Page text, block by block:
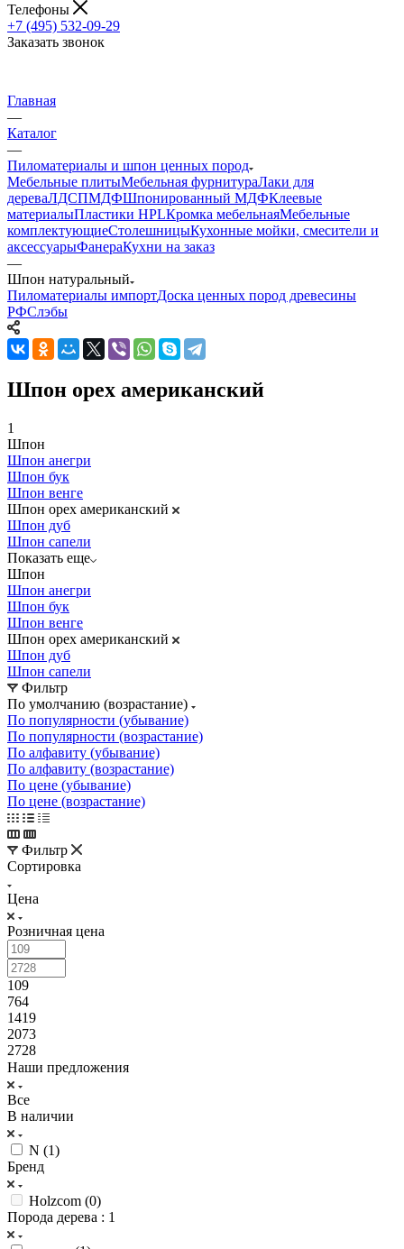
Телефоны
+7 (495) 532-09-29
Заказать звонок
Главная
—
Каталог
—
Пиломатериалы и шпон ценных пород
Мебельные плитыМебельная фурнитураЛаки для
дереваЛДСПМДФШпонированный МДФКлеевые
материалыПластики HPLКромка мебельнаяМебельные
комплектующиеСтолешницыКухонные мойки, смесители и
аксессуарыФанераКухни на заказ
—
Шпон натуральный
Пиломатериалы импортДоска ценных пород древесины
РФСлэбы
Шпон орех американский
1
Шпон
Шпон анегри
Шпон бук
Шпон венге
Шпон орех американский
Шпон дуб
Шпон сапели
Показать еще
Шпон
Шпон анегри
Шпон бук
Шпон венге
Шпон орех американский
Шпон дуб
Шпон сапели
Фильтр
По умолчанию (возрастание)
По популярности (убывание)
По популярности (возрастание)
По алфавиту (убывание)
По алфавиту (возрастание)
По цене (убывание)
По цене (возрастание)
Фильтр
Сортировка
Цена
Розничная цена
109
764
1419
2073
2728
Наши предложения
Все
В наличии
N (1)
Бренд
Holzcom (0)
Порода дерева : 1